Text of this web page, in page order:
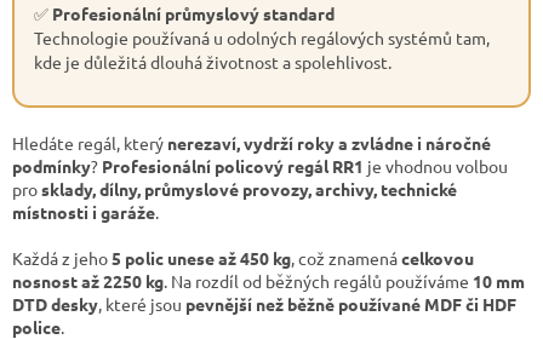
✅ Profesionální průmyslový standard
Technologie používaná u odolných regálových systémů tam,
kde je důležitá dlouhá životnost a spolehlivost.
Hledáte regál, který nerezaví, vydrží roky a zvládne i náročné
podmínky? Profesionální policový regál RR1 je vhodnou volbou
prosklady, dílny, průmyslové provozy, archivy, technické
místnosti i garáže.
Každá z jeho5 polic unese až 450 kg, což znamenácelkovou
nosnost až 2250 kg. Na rozdíl od běžných regálů používáme 10 mm
DTD desky, které jsou pevnější než běžně používané MDF či HDF
police.